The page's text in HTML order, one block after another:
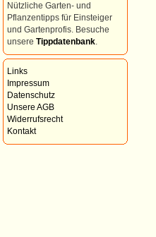
Nützliche Garten- und
Pflanzentipps für Einsteiger
und Gartenprofis. Besuche
unsere Tippdatenbank
Links
Impressum
Datenschutz
Unsere AGB
Widerrufsrecht
Kontakt